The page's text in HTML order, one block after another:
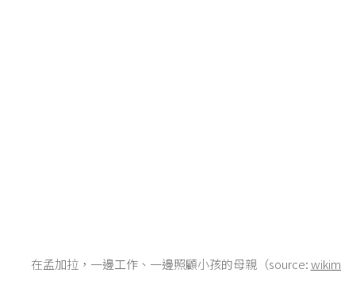
在孟加拉，一邊工作、一邊照顧小孩的母親（source: